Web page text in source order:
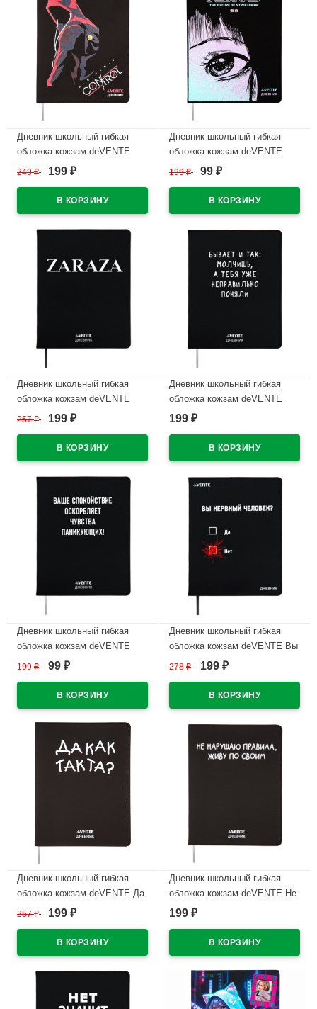
Дневник школьный гибкая
обложка кожзам deVENTE
Вышедший из-под контроля
отстрочка, ляссе арт.2020468
249₽ 199 ₽
Дневник школьный гибкая
обложка кожзам deVENTE
Токийский стиль (Tokyo Style)
ляссе арт.2020486
199₽ 99 ₽
Дневник школьный гибкая
обложка кожзам deVENTE
ЗАРАЗА (ZARAZA)
ляссе арт.2021432
257₽ 199 ₽
Дневник школьный гибкая
обложка кожзам deVENTE
Бывает и так шелкография,
199 ₽
Дневник школьный гибкая
обложка кожзам deVENTE
Ваше спокойствие оскорбляет
ляссе арт.2021430
199₽ 99 ₽
Дневник школьный гибкая
обложка кожзам deVENTE Вы
нервный человек?
ляссе арт.2020496
278₽ 199 ₽
Дневник школьный гибкая
обложка кожзам deVENTE Да
как так та? шелкография,
257₽ 199 ₽
Дневник школьный гибкая
обложка кожзам deVENTE Не
нарушаю правила
ляссе арт.2021463
199 ₽